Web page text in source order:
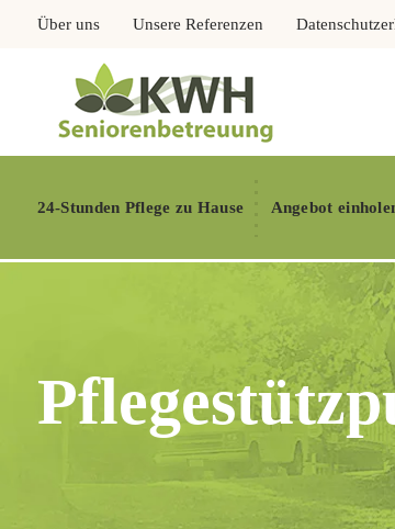
Über uns Unsere Referenzen
24-Stunden Pflege zu Hause Angebot